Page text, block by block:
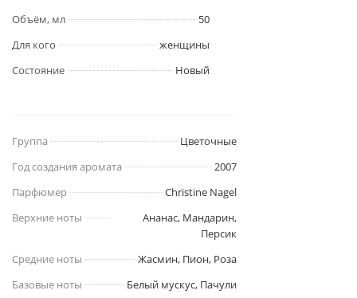
Объём, мл
50
Для кого
женщины
Состояние
Новый
Группа
Цветочные
Год создания аромата
2007
Парфюмер
Christine Nagel
Верхние ноты
Ананас, Мандарин,
Персик
Средние ноты
Жасмин, Пион, Роза
Базовые ноты
Белый мускус, Пачули